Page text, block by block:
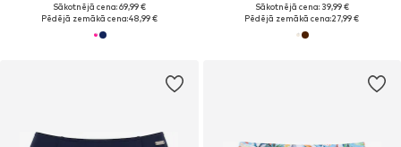
Sākotnējā cena: 69,99 €
Pēdējā zemākā cena:48,99 €
Sākotnējā cena: 39,99 €
Pēdējā zemākā cena:27,99 €